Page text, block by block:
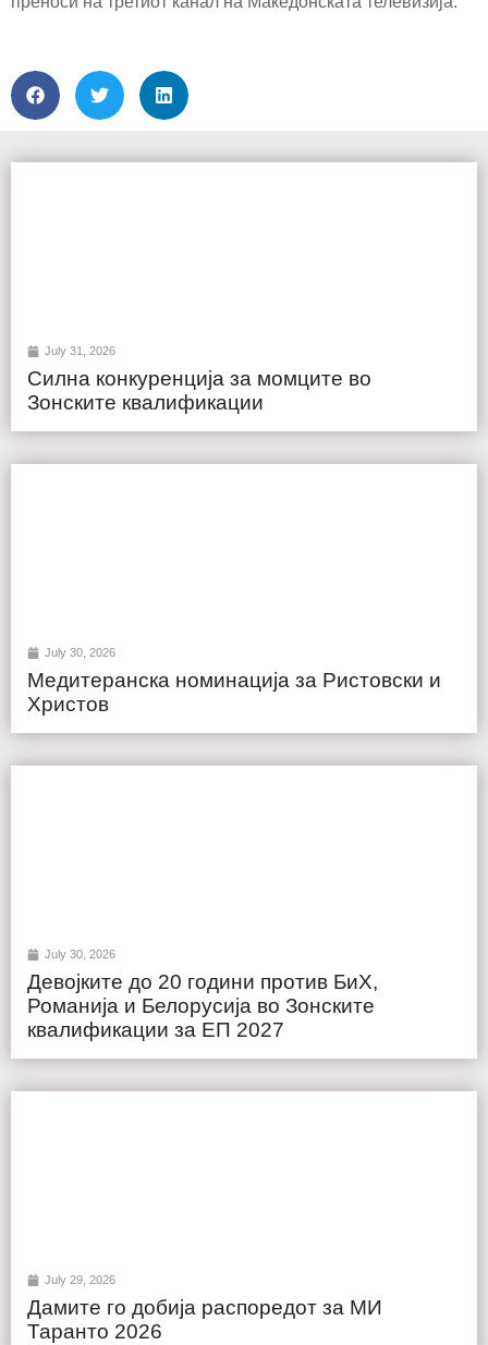
July 31, 2026
Силна конкуренција за момците во
Зонските квалификации
July 30, 2026
Медитеранска номинација за Ристовски и
Христов
July 30, 2026
Девојките до 20 години против БиХ,
Романија и Белорусија во Зонските
квалификации за ЕП 2027
July 29, 2026
Дамите го добија распоредот за МИ
Таранто 2026